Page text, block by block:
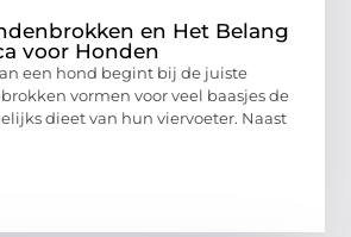
en Het Belang
voor Honden
een hond begint bij de juiste
vormen voor veel baasjes de
dieet van hun viervoeter. Naast